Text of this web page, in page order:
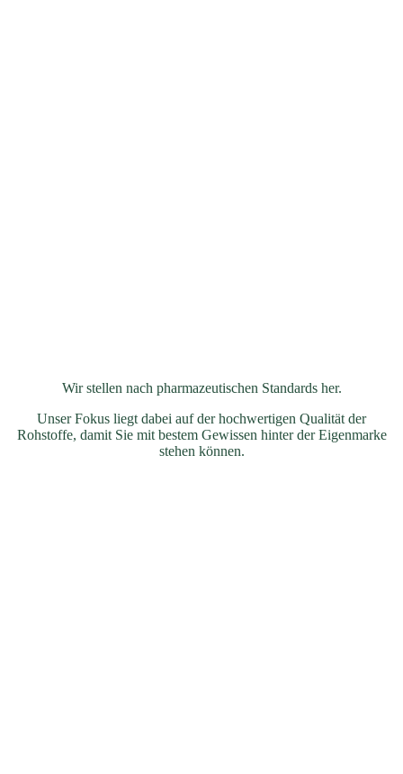
Wir stellen nach pharmazeutischen Standards her.
Unser Fokus liegt dabei auf der hochwertigen Qualität der
Rohstoffe, damit Sie mit bestem Gewissen hinter der Eigenmarke
stehen können.